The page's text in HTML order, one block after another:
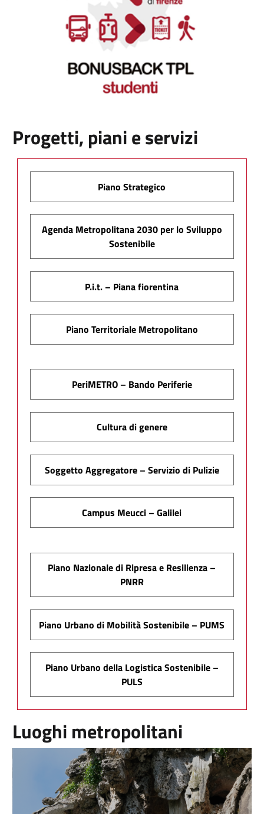
Progetti, piani e servizi
Piano Strategico
Agenda Metropolitana 2030 per lo Sviluppo
Sostenibile
P.i.t. – Piana fiorentina
Piano Territoriale Metropolitano
PeriMETRO – Bando Periferie
Cultura di genere
Soggetto Aggregatore – Servizio di Pulizie
Campus Meucci – Galilei
Piano Nazionale di Ripresa e Resilienza –
PNRR
Piano Urbano di Mobilità Sostenibile – PUMS
Piano Urbano della Logistica Sostenibile –
PULS
Luoghi metropolitani